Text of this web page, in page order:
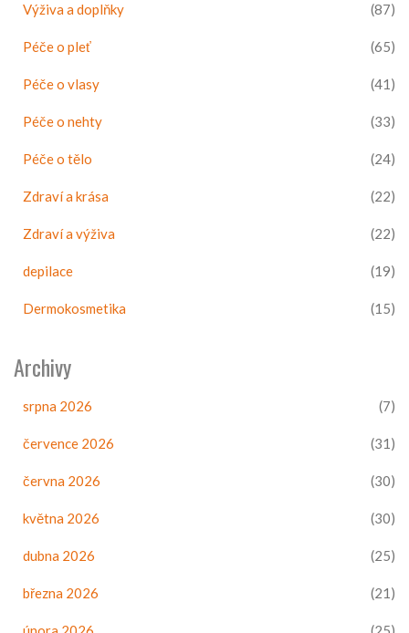
Výživa a doplňky (87)
Péče o pleť (65)
Péče o vlasy (41)
Péče o nehty (33)
Péče o tělo (24)
Zdraví a krása (22)
Zdraví a výživa (22)
depilace (19)
Dermokosmetika (15)
Archivy
srpna 2026 (7)
července 2026 (31)
června 2026 (30)
května 2026 (30)
dubna 2026 (25)
března 2026 (21)